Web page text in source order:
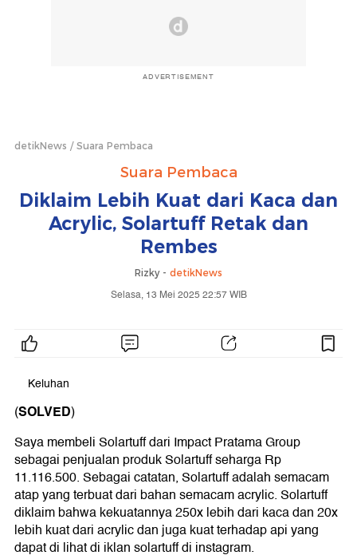
ADVERTISEMENT
detikNews Suara Pembaca
Suara Pembaca
Diklaim Lebih Kuat dari Kaca dan
Acrylic, Solartuff Retak dan
Rembes
Rizky - detikNews
Selasa, 13 Mei 2025 22:57 WIB
Keluhan
(SOLVED)
Saya membeli Solartuff dari Impact Pratama Group
sebagai penjualan produk Solartuff seharga Rp
11.116.500. Sebagai catatan, Solartuff adalah semacam
atap yang terbuat dari bahan semacam acrylic. Solartuff
diklaim bahwa kekuatannya 250x lebih dari kaca dan 20x
lebih kuat dari acrylic dan juga kuat terhadap api yang
dapat di lihat di iklan solartuff di instagram.